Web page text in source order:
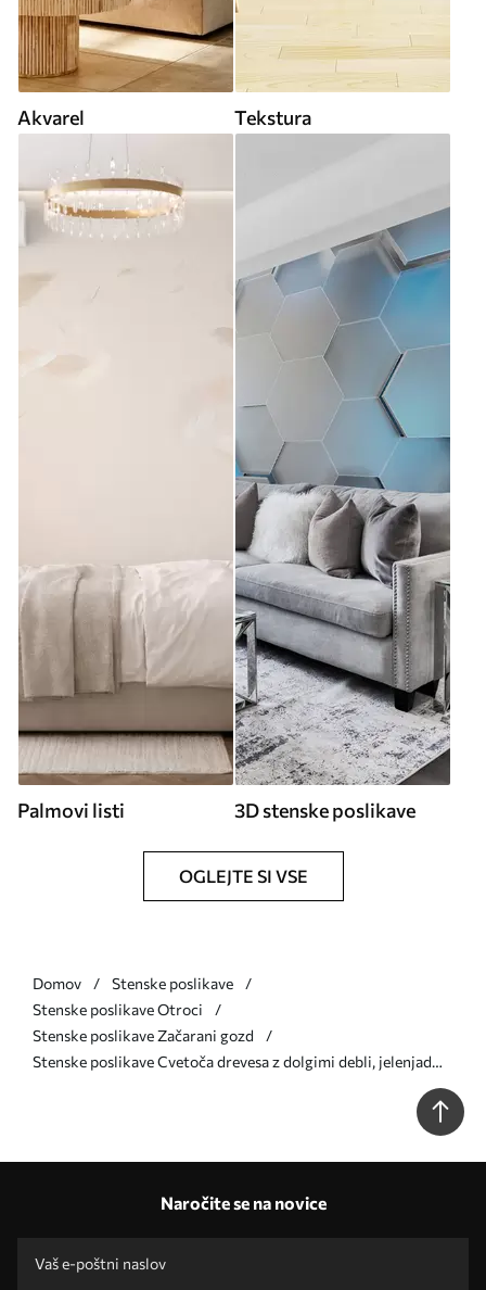
Akvarel Tekstura
Palmovi listi 3D stenske poslikave
OGLEJTE SI VSE
Domov
Stenske poslikave
Stenske poslikave Otroci
Stenske poslikave Začarani gozd
Stenske poslikave Cvetoča drevesa z dolgimi debli, jelenjad
Naročite se na novice